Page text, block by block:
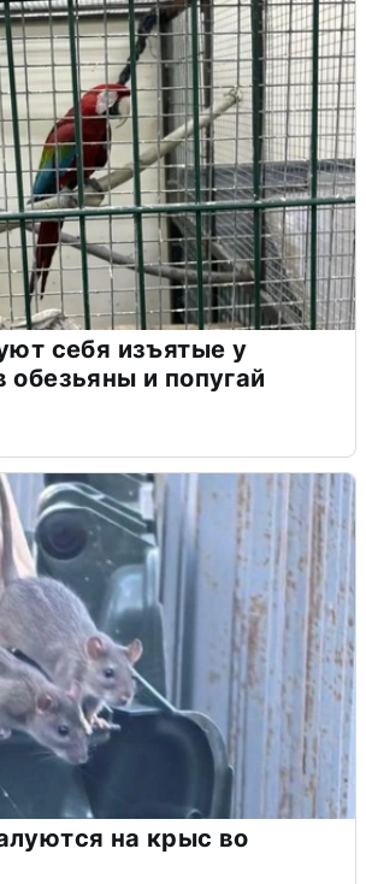
себя изъятые у
обезьяны и попугай
на крыс во